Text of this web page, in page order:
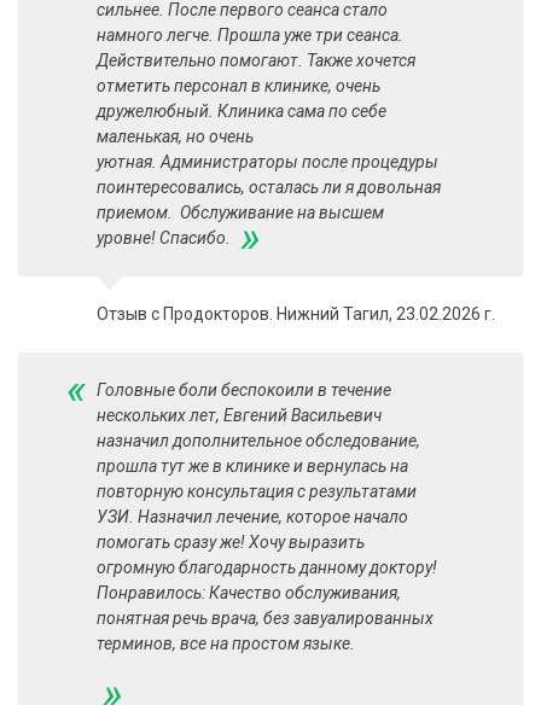
сильнее. После первого сеанса стало
намного легче. Прошла уже три сеанса.
Действительно помогают. Также хочется
отметить персонал в клинике, очень
дружелюбный. Клиника сама по себе
маленькая, но очень
уютная. Администраторы после процедуры
поинтересовались, осталась ли я довольная
приемом. Обслуживание на высшем
уровне! Спасибо.
»
Отзыв с Продокторов. Нижний Тагил, 23.02.2026 г.
« Головные боли беспокоили в течение
нескольких лет, Евгений Васильевич
назначил дополнительное обследование,
прошла тут же в клинике и вернулась на
повторную консультация с результатами
УЗИ. Назначил лечение, которое начало
помогать сразу же! Хочу выразить
огромную благодарность данному доктору!
Понравилось: Качество обслуживания,
понятная речь врача, без завуалированных
терминов, все на простом языке.
»